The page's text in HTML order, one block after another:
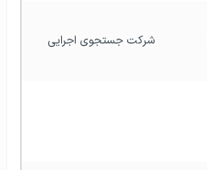
شرکت جستجوی اجرایی